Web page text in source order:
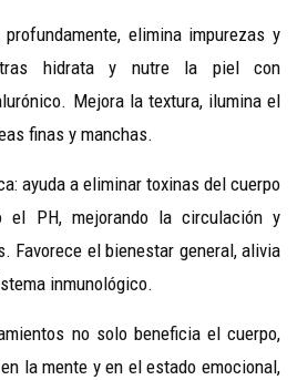
elimina impurezas y
hidrata y nutre la piel con
Mejora la textura, ilumina el
finas y manchas.
ayuda a eliminar toxinas del cuerpo
el PH, mejorando la circulación y
Favorece el bienestar general, alivia
inmunológico.
no solo beneficia el cuerpo,
la mente y en el estado emocional,